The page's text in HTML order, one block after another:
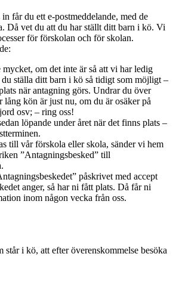
får du ett e-postmeddelande, med de
Då vet du att du har ställt ditt barn i kö. Vi
för förskolan och för skolan.
mycket, om det inte är så att vi har ledig
ställa ditt barn i kö så tidigt som möjligt –
när antagning görs. Undrar du över
lång kön är just nu, om du är osäker på
osv; – ring oss!
löpande under året när det finns plats –
till vår förskola eller skola, sänder vi hem
”Antagningsbesked” till
påskrivet med accept
anger, så har ni fått plats. Då får ni
inom någon vecka från oss.
står i kö, att efter överenskommelse besöka